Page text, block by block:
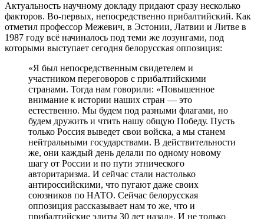
Актуальность научному докладу придают сразу несколько
факторов. Во-первых, непосредственно прибалтийский. Как
отметил профессор Межевич, в Эстонии, Латвии и Литве в
1987 году всё начиналось под теми же лозунгами, под
которыми выступает сегодня белорусская оппозиция:
«Я был непосредственным свидетелем и
участником переговоров с прибалтийскими
странами. Тогда нам говорили: «Повышенное
внимание к истории наших стран — это
естественно. Мы будем под разными флагами, но
будем дружить и чтить нашу общую Победу. Пусть
только Россия выведет свои войска, а мы станем
нейтральными государствами. В действительности
же, они каждый день делали по одному новому
шагу от России и по пути этнического
авторитаризма. И сейчас стали настолько
антироссийскими, что пугают даже своих
союзников по НАТО. Сейчас белорусская
оппозиция рассказывает нам то же, что и
прибалтийские элиты 30 лет назад». И не только